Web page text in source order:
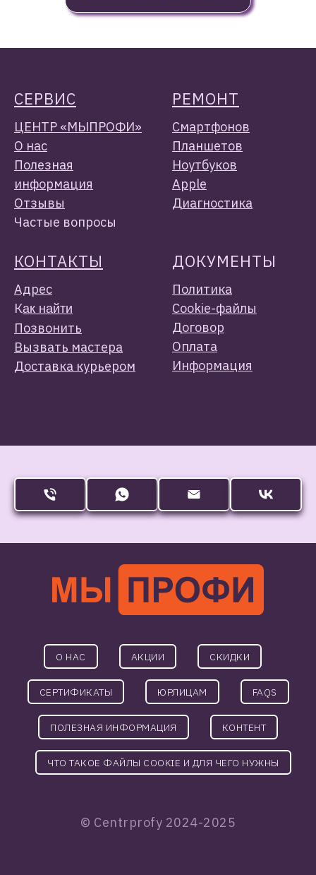
СЕРВИС
ЦЕНТР «МЫПРОФИ»
О нас
Полезная
информация
Отзывы
Частые вопросы
РЕМОНТ
Смартфонов
Планшетов
Ноутбуков
Apple
Диагностика
КОНТАКТЫ
Адрес
Как найти
Позвонить
Вызвать мастера
Доставка курьером
ДОКУМЕНТЫ
Политика
Cookie-файлы
Договор
Оплата
Информация
О НАС АКЦИИ СКИДКИ
СЕРТИФИКАТЫ ЮРЛИЦАМ FAQS
ПОЛЕЗНАЯ ИНФОРМАЦИЯ КОНТЕНТ
ЧТО ТАКОЕ ФАЙЛЫ COOKIE И ДЛЯ ЧЕГО НУЖНЫ
© Сentrprofy 2024-2025